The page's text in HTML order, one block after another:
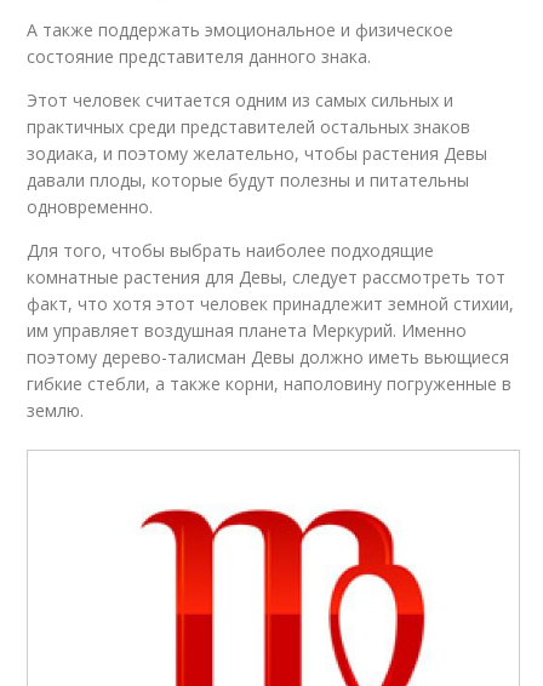
А также поддержать эмоциональное и физическое
состояние представителя данного знака.
Этот человек считается одним из самых сильных и
практичных среди представителей остальных знаков
зодиака, и поэтому желательно, чтобы растения Девы
давали плоды, которые будут полезны и питательны
одновременно.
Для того, чтобы выбрать наиболее подходящие
комнатные растения для Девы, следует рассмотреть тот
факт, что хотя этот человек принадлежит земной стихии,
им управляет воздушная планета Меркурий. Именно
поэтому дерево-талисман Девы должно иметь вьющиеся
гибкие стебли, а также корни, наполовину погруженные в
землю.